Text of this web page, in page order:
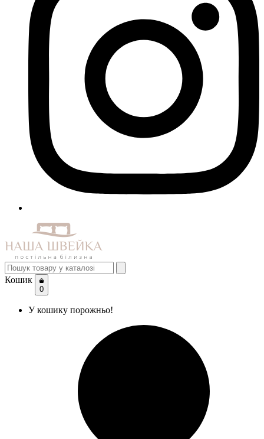
Кошик
0
У кошику порожньо!